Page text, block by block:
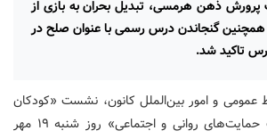
پرورش ذهن هرمسی، تبدیل بحران به بازی از
همچنین گنجاندن درس رسمی با عنوان صلح در
تاکید شد.
عمومی و امور بین‌الملل کانون، نشست «کودکان
در سایه جنگ، ضرورت حمایت‌های روانی و اجتماعی» روز شنبه ۱۹ مهر